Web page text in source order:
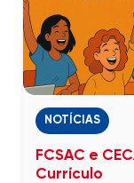
NOTÍCIAS
FCSAC e
Currículo